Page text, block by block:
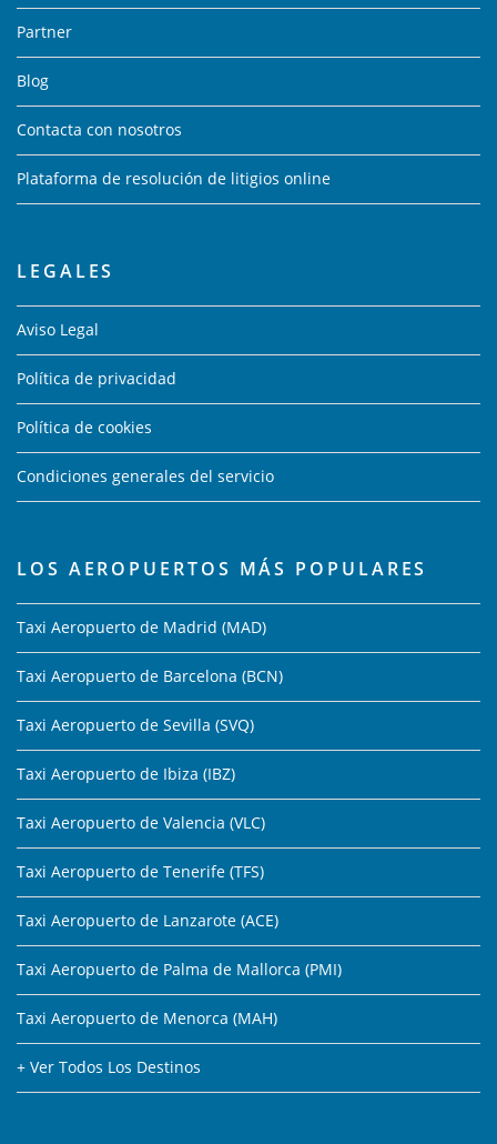
Partner
Blog
Contacta con nosotros
Plataforma de resolución de litigios online
LEGALES
Aviso Legal
Política de privacidad
Política de cookies
Condiciones generales del servicio
LOS AEROPUERTOS MÁS POPULARES
Taxi Aeropuerto de Madrid (MAD)
Taxi Aeropuerto de Barcelona (BCN)
Taxi Aeropuerto de Sevilla (SVQ)
Taxi Aeropuerto de Ibiza (IBZ)
Taxi Aeropuerto de Valencia (VLC)
Taxi Aeropuerto de Tenerife (TFS)
Taxi Aeropuerto de Lanzarote (ACE)
Taxi Aeropuerto de Palma de Mallorca (PMI)
Taxi Aeropuerto de Menorca (MAH)
+ Ver Todos Los Destinos